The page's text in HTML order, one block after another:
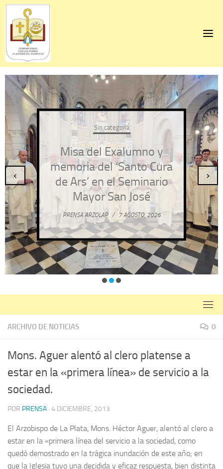
Skip
content
Sin categoría
Misa del Exalumno y
memoria del ‘Santo Cura
de Ars’ en el Seminario
Mayor San José
PRENSA ARZOLAP / 7 AGOSTO, 2026
‹ ›
ARCHIVO DE NOTICIAS 0
Mons. Aguer alentó al clero platense a
estar en la «primera línea» de servicio a la
sociedad.
POR PRENSA · 4 DICIEMBRE, 2013
El Arzobispo de La Plata, Mons. Héctor Aguer, alentó al clero a
estar en la «primera línea del servicio a la sociedad, como
quedó demostrado en la trágica inundación de este año; en
que la Iglesia tuvo una decidida y eficaz respuesta, bien distinta